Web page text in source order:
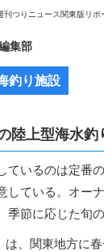
刊つりニュース関東版リポ
集部
釣り施設
陸上型海水釣
ているのは定番
している。オー
季節に応じた旬
は、関東地方に